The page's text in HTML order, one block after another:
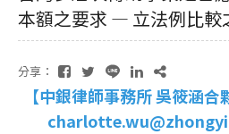
本額之要求 — 立法例比較
分享：
【中銀律師事務所 吳筱涵合